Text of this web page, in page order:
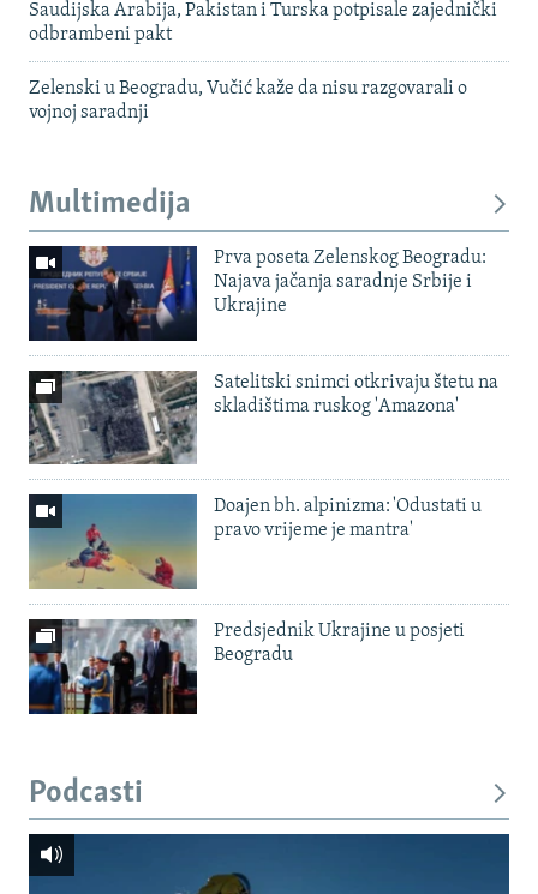
Saudijska Arabija, Pakistan i Turska potpisale zajednički
odbrambeni pakt
Zelenski u Beogradu, Vučić kaže da nisu razgovarali o
vojnoj saradnji
Multimedija
Prva poseta Zelenskog Beogradu:
Najava jačanja saradnje Srbije i
Ukrajine
Satelitski snimci otkrivaju štetu na
skladištima ruskog 'Amazona'
Doajen bh. alpinizma: 'Odustati u
pravo vrijeme je mantra'
Predsjednik Ukrajine u posjeti
Beogradu
Podcasti